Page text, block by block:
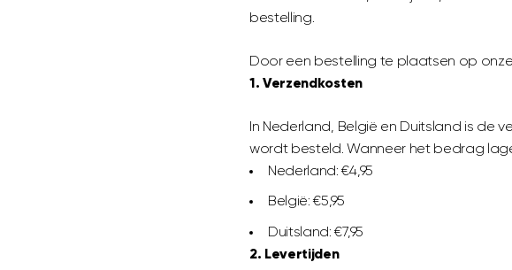
bestelling.
Door een bestelling te plaatsen op
1. Verzendkosten
In Nederland, België en Duitsland is de
wordt besteld. Wanneer het bedrag
Nederland: €4,95
België: €5,95
Duitsland: €7,95
2. Levertijden